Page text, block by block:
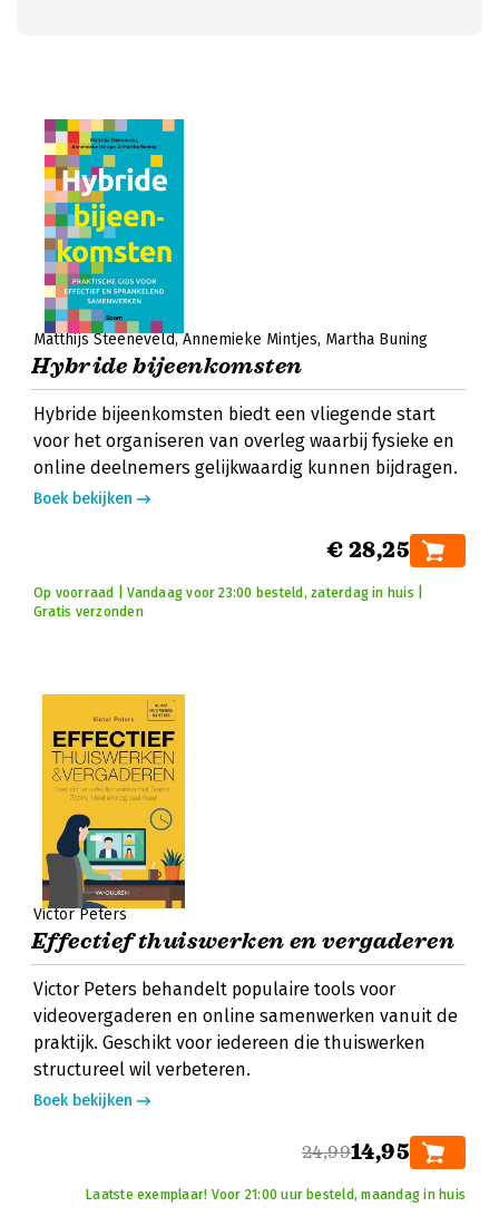
Matthijs Steeneveld Annemieke Mintjes Martha Buning
Hybride bijeenkomsten
Hybride bijeenkomsten biedt een vliegende start
voor het organiseren van overleg waarbij fysieke en
online deelnemers gelijkwaardig kunnen bijdragen.
Boek bekijken
€ 28,25
Op voorraad | Vandaag voor 23:00 besteld, zaterdag in huis |
Gratis verzonden
Victor Peters
Effectief thuiswerken en vergaderen
Victor Peters behandelt populaire tools voor
videovergaderen en online samenwerken vanuit de
praktijk. Geschikt voor iedereen die thuiswerken
structureel wil verbeteren.
Boek bekijken
24,9914,95
Laatste exemplaar! Voor 21:00 uur besteld, maandag in huis